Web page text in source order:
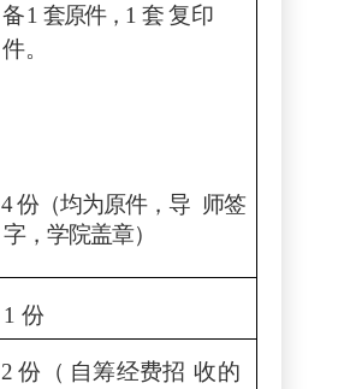
备1 套原件， 1 套 复印
件。
4份（均为原件，导 师签
字，学院盖章）
1 份
2份（ 自筹经费招 收的